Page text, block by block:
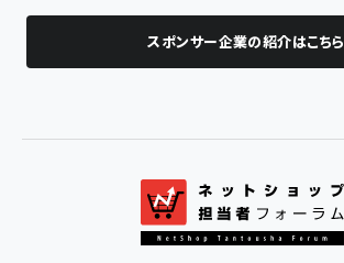
スポンサー企業の紹介はこちら